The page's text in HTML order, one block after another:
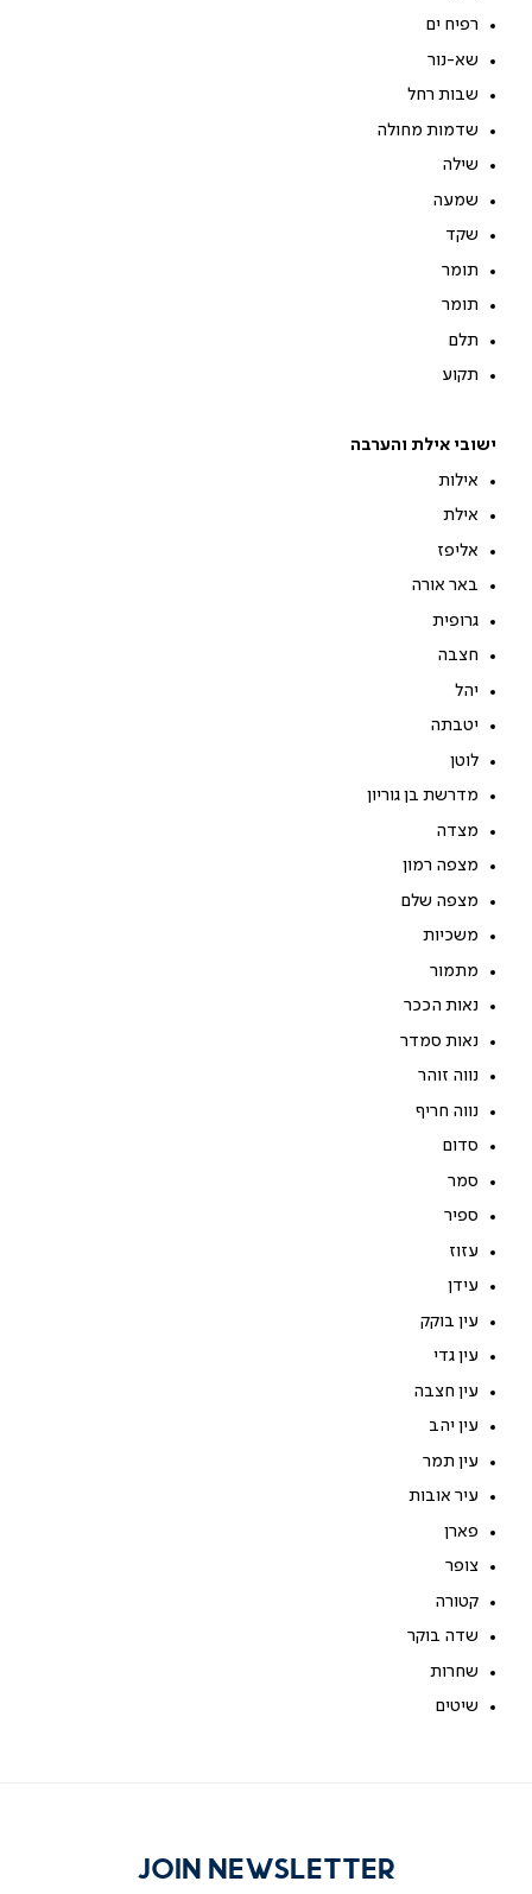
רפיח ים
שא-נור
שבות רחל
שדמות מחולה
שילה
שמעה
שקד
תומר
תומר
תלם
תקוע
ישובי אילת והערבה
אילות
אילת
אליפז
באר אורה
גרופית
חצבה
יהל
יטבתה
לוטן
מדרשת בן גוריון
מצדה
מצפה רמון
מצפה שלם
משכיות
מתמור
נאות הככר
נאות סמדר
נווה זוהר
נווה חריף
סדום
סמר
ספיר
עזוז
עידן
עין בוקק
עין גדי
עין חצבה
עין יהב
עין תמר
עיר אובות
פארן
צופר
קטורה
שדה בוקר
שחרות
שיטים
JOIN NEWSLETTER